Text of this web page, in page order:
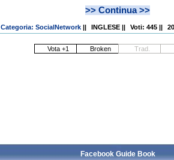
>> Continua >>
Categoria: SocialNetwork || INGLESE|| Voti: 445 ||
Facebook Guide Book